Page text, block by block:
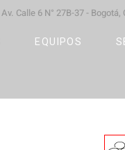
Av. Calle 6 N° 27B-37 - Bogotá,
EQUIPOS